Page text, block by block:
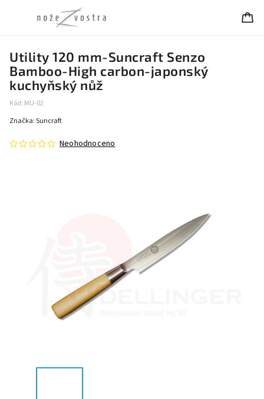
Utility 120 mm-Suncraft Senzo
Bamboo-High carbon-japonský
kuchyňský nůž
Kód: MU-02
Neohodnoceno
Značka:Suncraft